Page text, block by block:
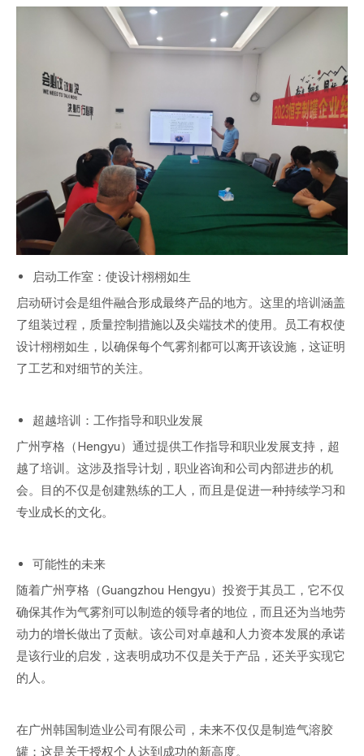
启动工作室：使设计栩栩如生
启动研讨会是组件融合形成最终产品的地方。这里的培训涵盖
了组装过程，质量控制措施以及尖端技术的使用。员工有权使
设计栩栩如生，以确保每个气雾剂都可以离开该设施，这证明
了工艺和对细节的关注。
超越培训：工作指导和职业发展
广州亨格（Hengyu）通过提供工作指导和职业发展支持，超
越了培训。这涉及指导计划，职业咨询和公司内部进步的机
会。目的不仅是创建熟练的工人，而且是促进一种持续学习和
专业成长的文化。
可能性的未来
随着广州亨格（Guangzhou Hengyu）投资于其员工，它不仅
确保其作为气雾剂可以制造的领导者的地位，而且还为当地劳
动力的增长做出了贡献。该公司对卓越和人力资本发展的承诺
是该行业的启发，这表明成功不仅是关于产品，还关乎实现它
的人。
在广州韩国制造业公司有限公司，未来不仅仅是制造气溶胶
罐；这是关于授权个人达到成功的新高度。